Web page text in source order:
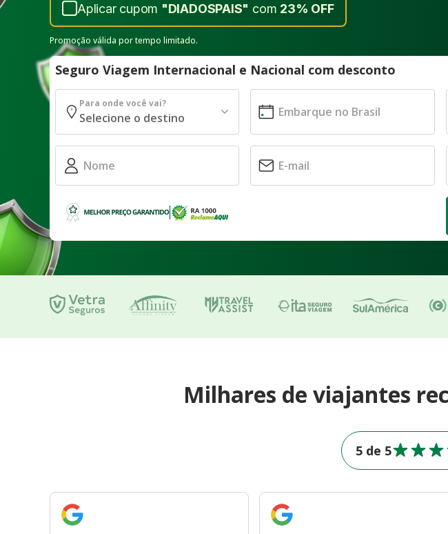
Aplicar cupom "DIADOSPAIS" com 23% OFF
Promoção válida por tempo limitado.
Seguro Viagem Internacional e Nacional com desconto
Para onde você vai?
Milhares de viajantes
5 de 5